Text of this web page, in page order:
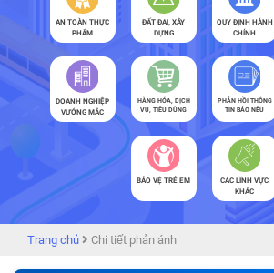
AN TOÀN THỰC
PHẨM
ĐẤT ĐAI, XÂY
DỰNG
QUY ĐỊNH HÀNH
CHÍNH
DOANH NGHIỆP
VƯỚNG MẮC
HÀNG HÓA, DỊCH
VỤ, TIÊU DÙNG
PHẢN HỒI THÔNG
TIN BÁO NÊU
BẢO VỆ TRẺ EM
CÁC LĨNH VỰC
KHÁC
Trang chủ Chi tiết phản ánh